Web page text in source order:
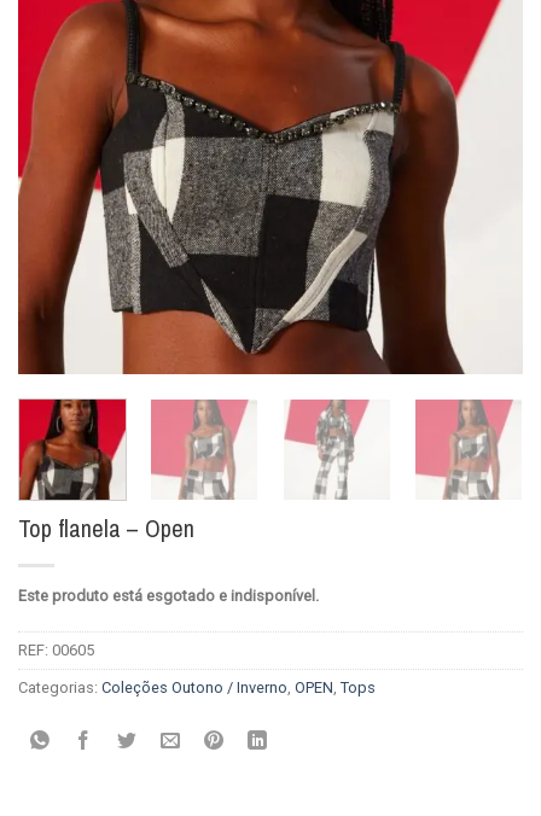
Top flanela – Open
Este produto está esgotado e indisponível.
REF: 00605
Categorias: Coleções Outono / Inverno OPEN Tops